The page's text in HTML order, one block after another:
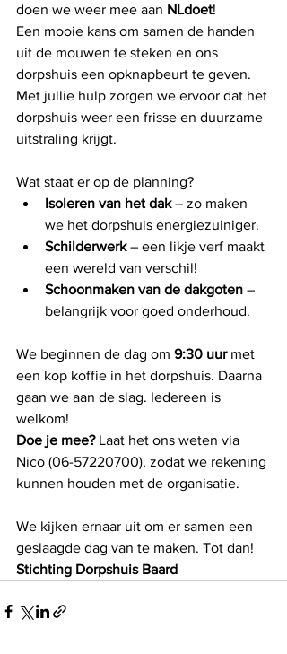
doen we weer mee aan NLdoet!
Een mooie kans om samen de handen
uit de mouwen te steken en ons
dorpshuis een opknapbeurt te geven.
Met jullie hulp zorgen we ervoor dat het
dorpshuis weer een frisse en duurzame
uitstraling krijgt.
Wat staat er op de planning?
Isoleren van het dak – zo maken
we het dorpshuis energiezuiniger.
Schilderwerk – een likje verf maakt
een wereld van verschil!
Schoonmaken van de dakgoten –
belangrijk voor goed onderhoud.
We beginnen de dag om 9:30 uur met
een kop koffie in het dorpshuis. Daarna
gaan we aan de slag. Iedereen is
welkom!
Doe je mee? Laat het ons weten via
Nico (06-57220700), zodat we rekening
kunnen houden met de organisatie.
We kijken ernaar uit om er samen een
geslaagde dag van te maken. Tot dan!
Stichting Dorpshuis Baard